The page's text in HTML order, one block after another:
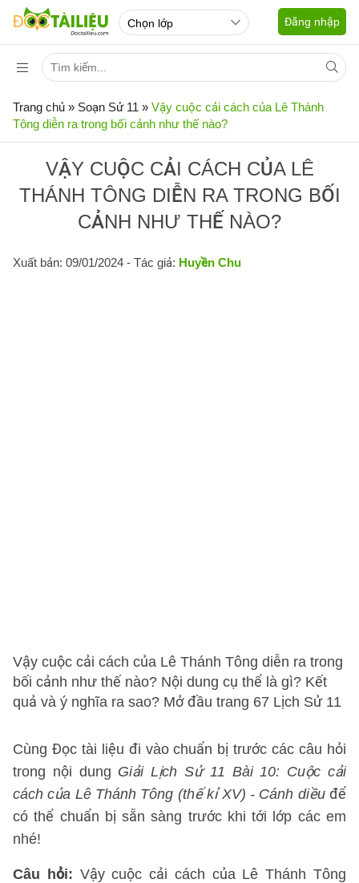
Đăng nhập
Trang chủ » Soạn Sử 11 » Vậy cuộc cải cách của Lê Thánh
Tông diễn ra trong bối cảnh như thế nào?
VẬY CUỘC CẢI CÁCH CỦA LÊ
THÁNH TÔNG DIỄN RA TRONG BỐI
CẢNH NHƯ THẾ NÀO?
Xuất bản: 09/01/2024 - Tác giả: Huyền Chu
Vậy cuộc cải cách của Lê Thánh Tông diễn ra trong
bối cảnh như thế nào? Nội dung cụ thể là gì? Kết
quả và ý nghĩa ra sao? Mở đầu trang 67 Lịch Sử 11
Cùng Đọc tài liệu đi vào chuẩn bị trước các câu hỏi
trong nội dung Giải Lịch Sử 11 Bài 10: Cuộc cải
cách của Lê Thánh Tông (thế kỉ XV) - Cánh diều để
có thể chuẩn bị sẵn sàng trước khi tới lớp các em
nhé!
Câu hỏi: Vậy cuộc cải cách của Lê Thánh Tông